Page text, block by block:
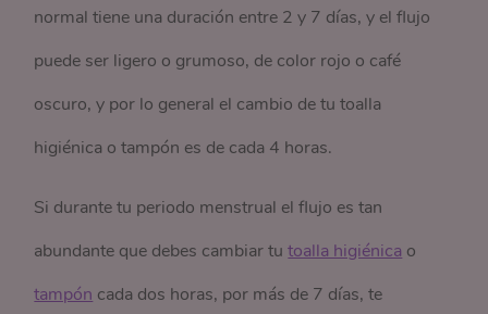
normal tiene una duración entre 2 y 7 días, y el flujo
puede ser ligero o grumoso, de color rojo o café
oscuro, y por lo general el cambio de tu toalla
higiénica o tampón es de cada 4 horas.
Si durante tu periodo menstrual el flujo es tan
abundante que debes cambiar tutoalla higiénica o
tampón cada dos horas, por más de 7 días, te